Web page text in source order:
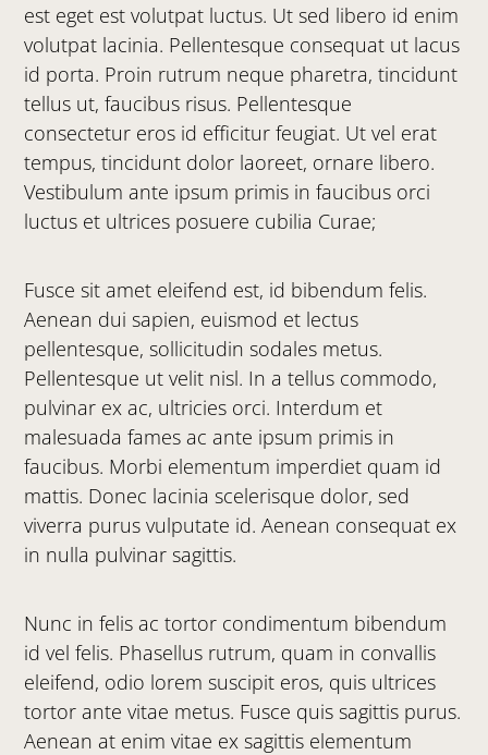
est eget est volutpat luctus. Ut sed libero id enim
volutpat lacinia. Pellentesque consequat ut lacus
id porta. Proin rutrum neque pharetra, tincidunt
tellus ut, faucibus risus. Pellentesque
consectetur eros id efficitur feugiat. Ut vel erat
tempus, tincidunt dolor laoreet, ornare libero.
Vestibulum ante ipsum primis in faucibus orci
luctus et ultrices posuere cubilia Curae;
Fusce sit amet eleifend est, id bibendum felis.
Aenean dui sapien, euismod et lectus
pellentesque, sollicitudin sodales metus.
Pellentesque ut velit nisl. In a tellus commodo,
pulvinar ex ac, ultricies orci. Interdum et
malesuada fames ac ante ipsum primis in
faucibus. Morbi elementum imperdiet quam id
mattis. Donec lacinia scelerisque dolor, sed
viverra purus vulputate id. Aenean consequat ex
in nulla pulvinar sagittis.
Nunc in felis ac tortor condimentum bibendum
id vel felis. Phasellus rutrum, quam in convallis
eleifend, odio lorem suscipit eros, quis ultrices
tortor ante vitae metus. Fusce quis sagittis purus.
Aenean at enim vitae ex sagittis elementum